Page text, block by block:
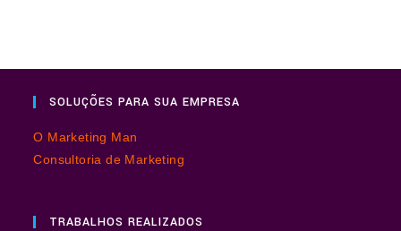
SOLUÇÕES PARA SUA EMPRESA
O Marketing Man
Consultoria de Marketing
TRABALHOS REALIZADOS